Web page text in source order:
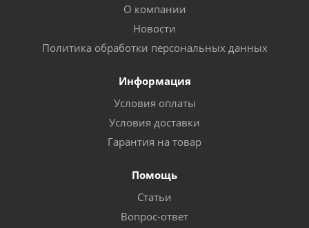
О компании
Новости
Политика обработки персональных данных
Информация
Условия оплаты
Условия доставки
Гарантия на товар
Помощь
Статьи
Вопрос-ответ